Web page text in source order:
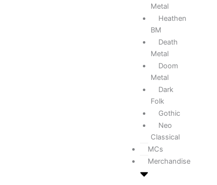
Metal
Heathen
BM
Death
Metal
Doom
Metal
Dark
Folk
Gothic
Neo
Classical
MCs
Merchandise